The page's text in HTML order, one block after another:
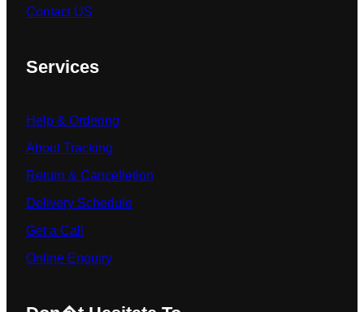
Contact US
Services
Help & Ordering
About Tracking
Return & Cancelletion
Delivery Schedule
Get a Call
Online Enquiry